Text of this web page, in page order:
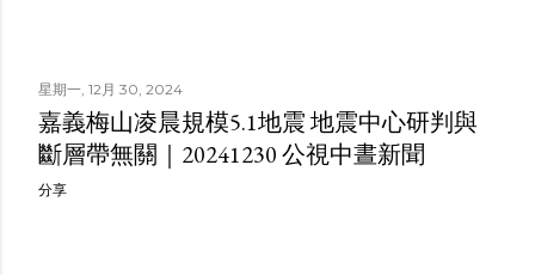
星期一, 12月 30, 2024
嘉義梅山凌晨規模5.1地震 地震中心研判與
斷層帶無關｜20241230 公視中晝新聞
分享